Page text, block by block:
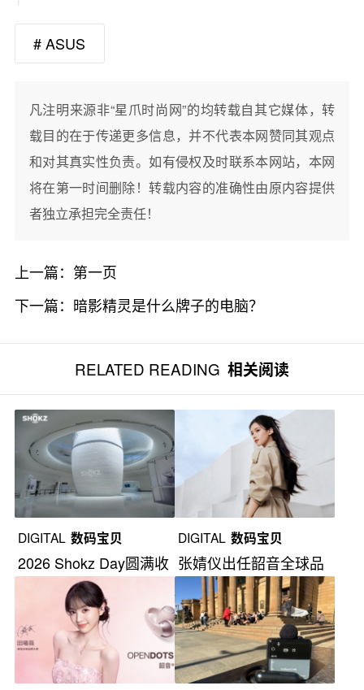
# ASUS
凡注明来源非“星爪时尚网”的均转载自其它媒体，转
载目的在于传递更多信息，并不代表本网赞同其观点
和对其真实性负责。如有侵权及时联系本网站，本网
将在第一时间删除！转载内容的准确性由原内容提供
者独立承担完全责任！
上一篇： 第一页
下一篇： 暗影精灵是什么牌子的电脑？
RELATED READING 相关阅读
DIGITAL 数码宝贝
2026 Shokz Day圆满收
DIGITAL 数码宝贝
张婧仪出任韶音全球品
牌大使